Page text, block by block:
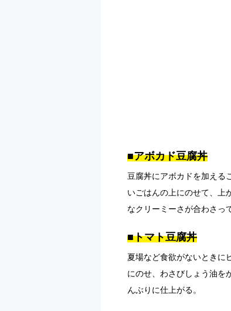
■アボカド豆腐丼
豆腐丼にアボカドを加える
いごはんの上にのせて、上
なクリーミーさが合わさっ
■トマト豆腐丼
夏場など食欲がないときに
にのせ、わさびしょう油を
んぶりに仕上がる。